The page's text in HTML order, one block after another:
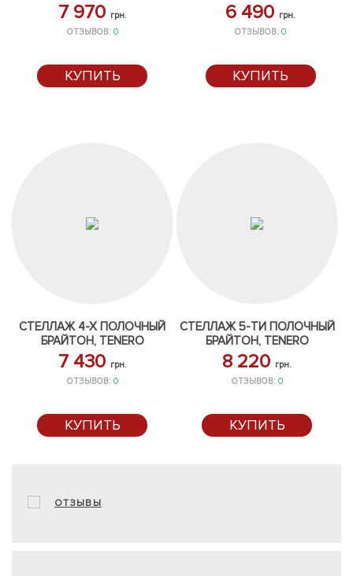
7 970 грн.
ОТЗЫВОВ: 0
КУПИТЬ
6 490 грн.
ОТЗЫВОВ:0
КУПИТЬ
СТЕЛЛАЖ 4-Х ПОЛОЧНЫЙ
БРАЙТОН, TENERO
7 430 грн.
ОТЗЫВОВ: 0
КУПИТЬ
СТЕЛЛАЖ 5-ТИ ПОЛОЧНЫЙ
БРАЙТОН, TENERO
8 220 грн.
ОТЗЫВОВ: 0
КУПИТЬ
ОТЗЫВЫ